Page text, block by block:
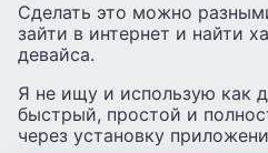
Сделать это можно
зайти в интернет и найти
девайса.
Я не ищу и использую как
быстрый, простой и
через установку